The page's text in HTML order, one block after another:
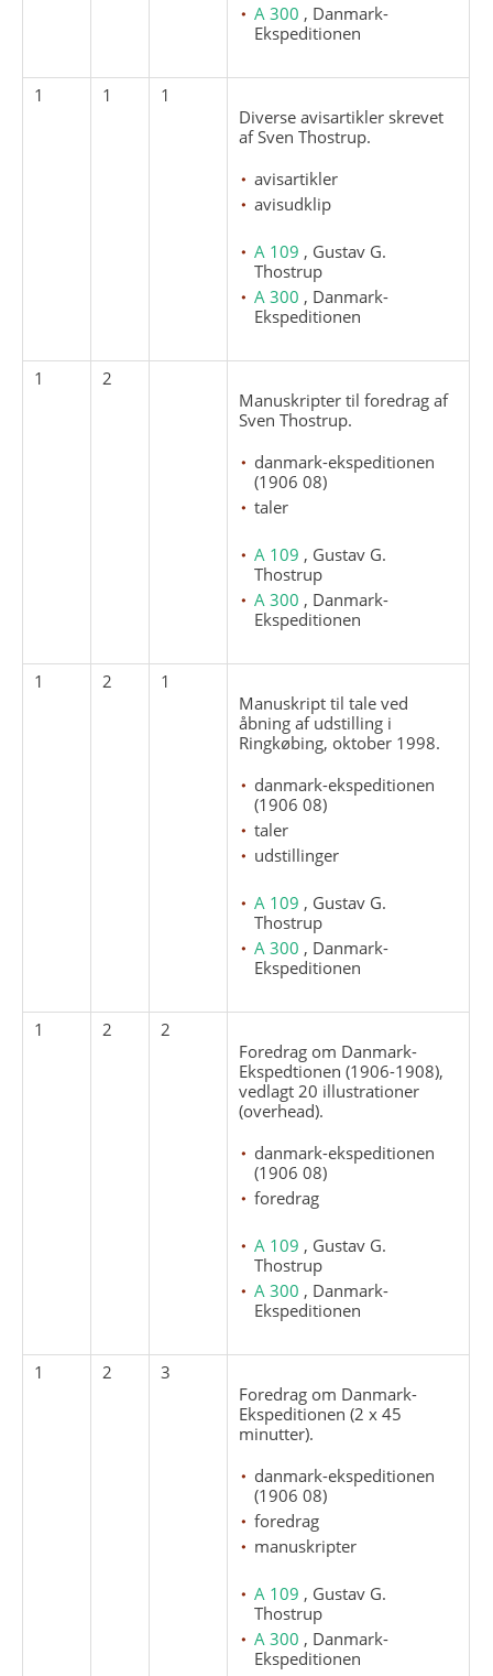
A 300 , Danmark-
Ekspeditionen
1 1
1
Diverse avisartikler skrevet
af Sven Thostrup.
avisartikler
avisudklip
A 109 , Gustav G.
Thostrup
A 300 , Danmark-
Ekspeditionen
1
2
Manuskripter til foredrag af
Sven Thostrup.
danmark-ekspeditionen
(1906 08)
taler
A 109 , Gustav G.
Thostrup
A 300 , Danmark-
Ekspeditionen
1 2
1
Manuskript til tale ved
åbning af udstilling i
Ringkøbing, oktober 1998.
danmark-ekspeditionen
(1906 08)
taler
udstillinger
A 109 , Gustav G.
Thostrup
A 300 , Danmark-
Ekspeditionen
1 2
2
Foredrag om Danmark-
Ekspedtionen (1906-1908),
vedlagt 20 illustrationer
(overhead).
danmark-ekspeditionen
(1906 08)
foredrag
A 109 , Gustav G.
Thostrup
A 300 , Danmark-
Ekspeditionen
1 2
3
Foredrag om Danmark-
Ekspeditionen (2 x 45
minutter).
danmark-ekspeditionen
(1906 08)
foredrag
manuskripter
A 109 , Gustav G.
Thostrup
A 300 , Danmark-
Ekspeditionen